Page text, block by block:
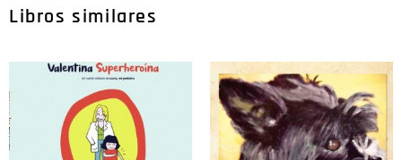
Libros similares